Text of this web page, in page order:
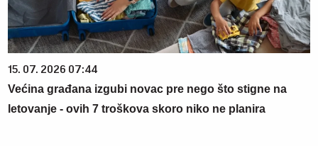
15. 07. 2026 07:44
Većina građana izgubi novac pre nego što stigne na
letovanje - ovih 7 troškova skoro niko ne planira